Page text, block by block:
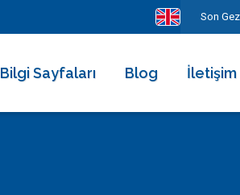
Son
Bilgi Sayfaları Blog İletişim